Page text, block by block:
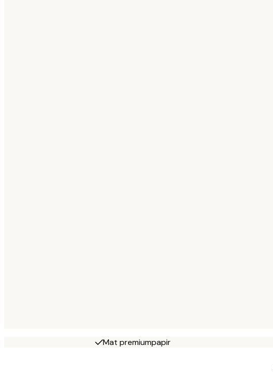
Mat premiumpapir